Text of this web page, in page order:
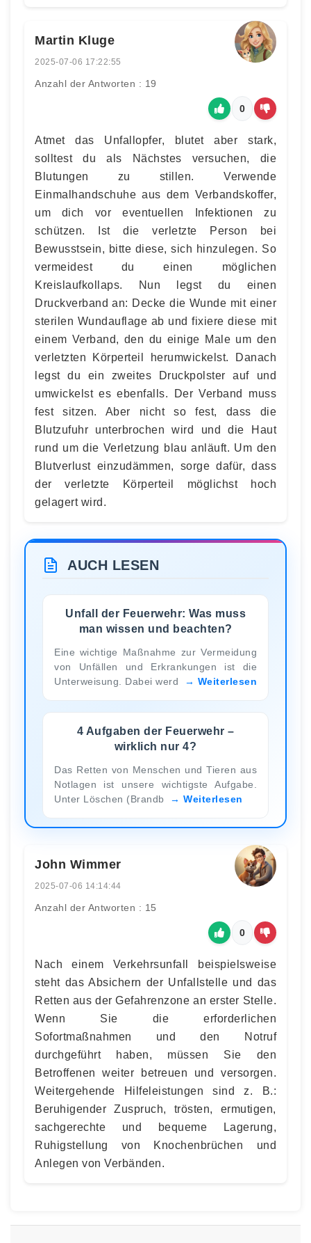
Martin Kluge
2025-07-06 17:22:55
Anzahl der Antworten : 19
0
Atmet das Unfallopfer, blutet aber stark,
solltest du als Nächstes versuchen, die
Blutungen zu stillen. Verwende
Einmalhandschuhe aus dem Verbandskoffer,
um dich vor eventuellen Infektionen zu
schützen. Ist die verletzte Person bei
Bewusstsein, bitte diese, sich hinzulegen. So
vermeidest du einen möglichen
Kreislaufkollaps. Nun legst du einen
Druckverband an: Decke die Wunde mit einer
sterilen Wundauflage ab und fixiere diese mit
einem Verband, den du einige Male um den
verletzten Körperteil herumwickelst. Danach
legst du ein zweites Druckpolster auf und
umwickelst es ebenfalls. Der Verband muss
fest sitzen. Aber nicht so fest, dass die
Blutzufuhr unterbrochen wird und die Haut
rund um die Verletzung blau anläuft. Um den
Blutverlust einzudämmen, sorge dafür, dass
der verletzte Körperteil möglichst hoch
gelagert wird.
AUCH LESEN
Unfall der Feuerwehr: Was muss
man wissen und beachten?
Eine wichtige Maßnahme zur Vermeidung
von Unfällen und Erkrankungen ist die
Unterweisung. Dabei werd
Weiterlesen
4 Aufgaben der Feuerwehr –
wirklich nur 4?
Das Retten von Menschen und Tieren aus
Notlagen ist unsere wichtigste Aufgabe.
Unter Löschen (Brandb
Weiterlesen
John Wimmer
2025-07-06 14:14:44
Anzahl der Antworten : 15
0
Nach einem Verkehrsunfall beispielsweise
steht das Absichern der Unfallstelle und das
Retten aus der Gefahrenzone an erster Stelle.
Wenn Sie die erforderlichen
Sofortmaßnahmen und den Notruf
durchgeführt haben, müssen Sie den
Betroffenen weiter betreuen und versorgen.
Weitergehende Hilfeleistungen sind z. B.:
Beruhigender Zuspruch, trösten, ermutigen,
sachgerechte und bequeme Lagerung,
Ruhigstellung von Knochenbrüchen und
Anlegen von Verbänden.